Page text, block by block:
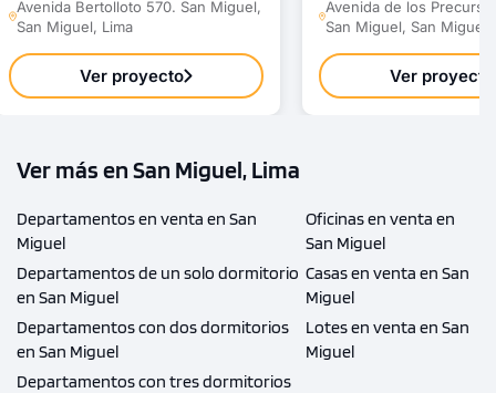
Avenida Bertolloto 570. San Miguel,
San Miguel, Lima
Ver proyecto
Avenida de los
San Miguel, San Miguel,
Ver proyecto
Ver más en San Miguel, Lima
Departamentos en venta en San
Miguel
Departamentos de un solo dormitorio
en San Miguel
Departamentos con dos dormitorios
en San Miguel
Departamentos con tres dormitorios
Oficinas en venta en
San Miguel
Casas en venta en San
Miguel
Lotes en venta en San
Miguel